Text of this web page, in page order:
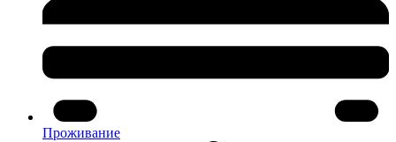
Проживание